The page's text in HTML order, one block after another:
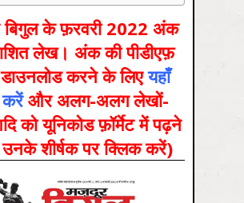
बिगुल के फ़रवरी 2022 अंक
लेख। अंक की पीडीएफ़
करने के लिएयहाँ
और अलग-अलग लेखों-
को यूनिकोड फ़ॉर्मेट में पढ़ने
शीर्षक पर क्लिक करें)